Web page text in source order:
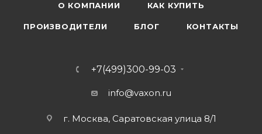
О КОМПАНИИ КАК КУПИТЬ
ПРОИЗВОДИТЕЛИ БЛОГ КОНТАКТЫ
+7(499)300-99-03
info@vaxon.ru
г. Москва, Саратовская улица 8/1